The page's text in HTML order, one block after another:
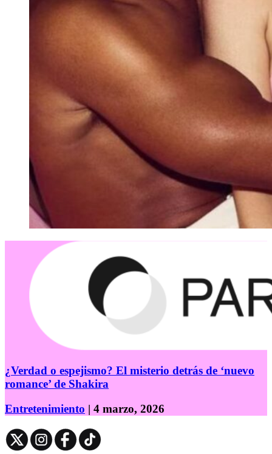
¿Verdad o espejismo? El misterio detrás de ‘nuevo
romance’ de Shakira
Entretenimiento | 4 marzo, 2026